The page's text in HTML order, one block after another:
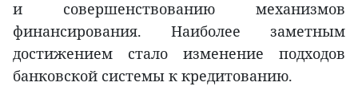
и совершенствованию механизмов
финансирования. Наиболее заметным
достижением стало изменение подходов
банковской системы к кредитованию.